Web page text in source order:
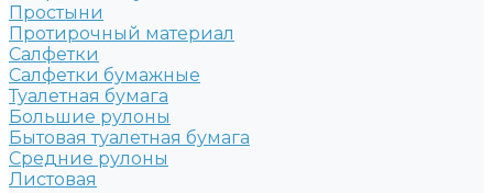
Простыни
Протирочный материал
Салфетки
Салфетки бумажные
Туалетная бумага
Большие рулоны
Бытовая туалетная бумага
Средние рулоны
Листовая